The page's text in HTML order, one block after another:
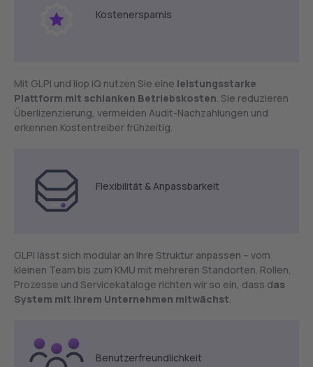
Kostenersparnis
Mit GLPI und liop iQ nutzen Sie eine leistungsstarke
Plattform mit schlanken Betriebskosten. Sie reduzieren
Überlizenzierung, vermeiden Audit-Nachzahlungen und
erkennen Kostentreiber frühzeitig.
Flexibilität & Anpassbarkeit
GLPI lässt sich modular an Ihre Struktur anpassen – vom
kleinen Team bis zum KMU mit mehreren Standorten. Rollen,
Prozesse und Servicekataloge richten wir so ein, dass das
System mit Ihrem Unternehmen mitwächst.
Benutzerfreundlichkeit